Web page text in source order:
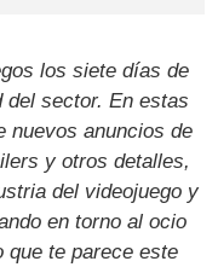
los siete días de
del sector. En estas
nuevos anuncios de
y otros detalles,
del videojuego y
en torno al ocio
que te parece este